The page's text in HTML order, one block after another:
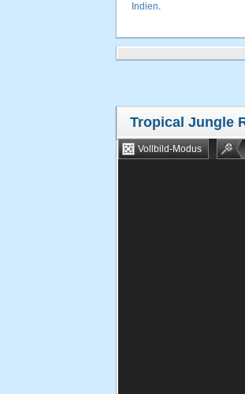
Indien.
Tropical Jungle
Vollbild-Modus